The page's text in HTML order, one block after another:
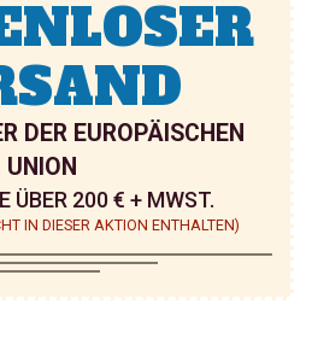
DER EUROPÄISCHEN
UNION
ÜBER 200 € + MWST.
IN DIESER AKTION ENTHALTEN)